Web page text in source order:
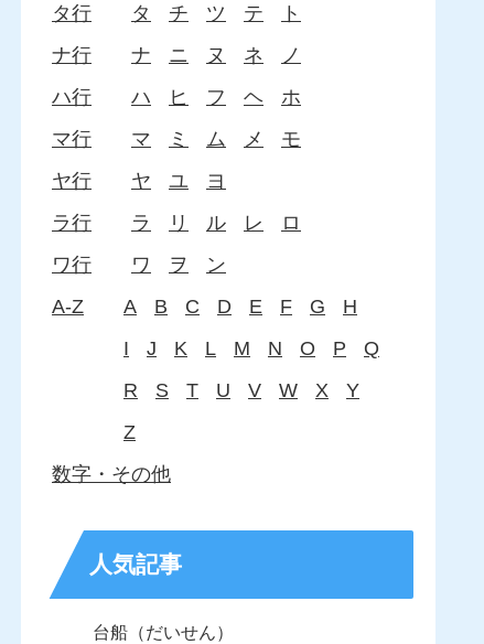
タ行
タ チ ツ テ
ト
ナ行
ナ ニ ヌ ネ
ノ
ハ行
ハ ヒ フ ヘ
ホ
マ行
マ ミ ム メ
モ
ヤ行
ヤ ユ
ヨ
ラ行
ラ リ ル レ
ロ
ワ行
ワ ヲ
ン
A-Z
A B C D E F G
H
I
J K L M N O P
Q
R
S T U V W X
Y
Z
数字・その他
人気記事
台船（だいせん）